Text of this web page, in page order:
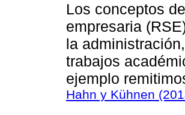
Los conceptos
empresaria
la
trabajos
ejemplo
Hahn y Kühnen